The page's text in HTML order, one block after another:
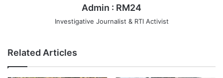
Admin : RM24
Investigative Journalist & RTI Activist
Related Articles